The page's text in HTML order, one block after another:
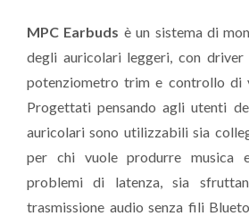
MPC Earbuds è un sistema di
degli auricolari leggeri, con
potenziometro trim e controllo di
Progettati pensando agli utenti
auricolari sono utilizzabili sia
per chi vuole produrre musica
problemi di latenza, sia
trasmissione audio senza fili